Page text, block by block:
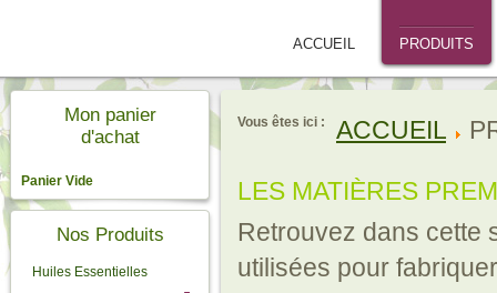
ACCUEIL PRODUITS
Mon panier
d'achat
Panier Vide
Nos Produits
Huiles Essentielles
Vous êtes ici : ACCUEIL
LES MATIÈRES
Retrouvez dans cette
utilisées pour